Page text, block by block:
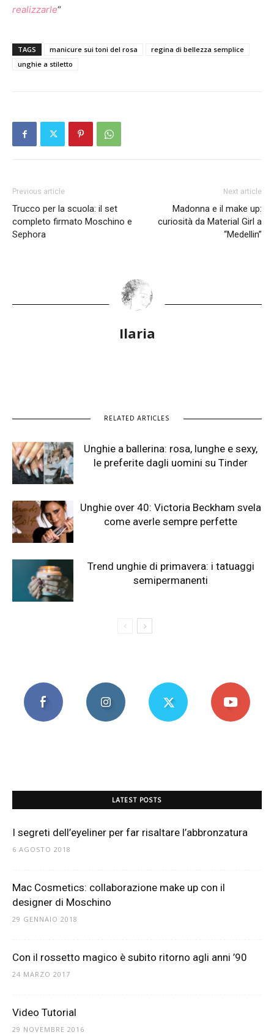
realizzarle“
TAGS manicure sui toni del rosa
regina di bellezza semplice
unghie a stiletto
Previous article
Trucco per la scuola: il set
completo firmato Moschino e
Sephora
Next article
Madonna e il make up:
curiosità da Material Girl a
“Medellin”
Ilaria
RELATED ARTICLES
Unghie a ballerina: rosa, lunghe e sexy,
le preferite dagli uomini su Tinder
Unghie over 40: Victoria Beckham svela
come averle sempre perfette
Trend unghie di primavera: i tatuaggi
semipermanenti
LATEST POSTS
I segreti dell’eyeliner per far risaltare l’abbronzatura
6 AGOSTO 2018
Mac Cosmetics: collaborazione make up con il
designer di Moschino
29 GENNAIO 2018
Con il rossetto magico è subito ritorno agli anni ’90
24 MARZO 2017
Video Tutorial
29 NOVEMBRE 2016